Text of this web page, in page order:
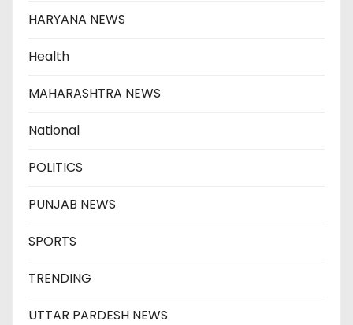
HARYANA NEWS
Health
MAHARASHTRA NEWS
National
POLITICS
PUNJAB NEWS
SPORTS
TRENDING
UTTAR PARDESH NEWS